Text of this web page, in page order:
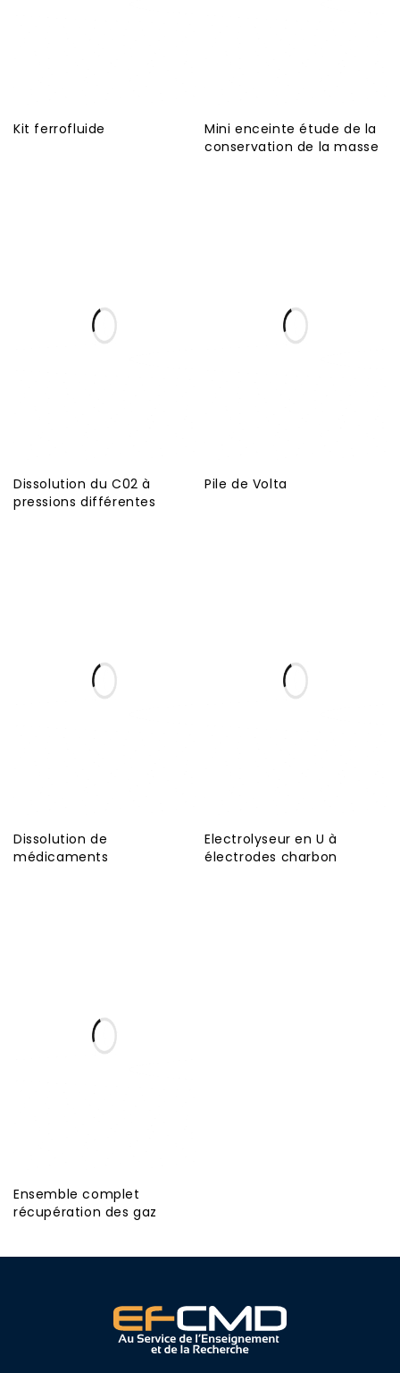
Kit ferrofluide
Mini enceinte étude de la
conservation de la masse
Dissolution du C02 à
pressions différentes
Pile de Volta
Dissolution de
médicaments
Electrolyseur en U à
électrodes charbon
Ensemble complet
récupération des gaz